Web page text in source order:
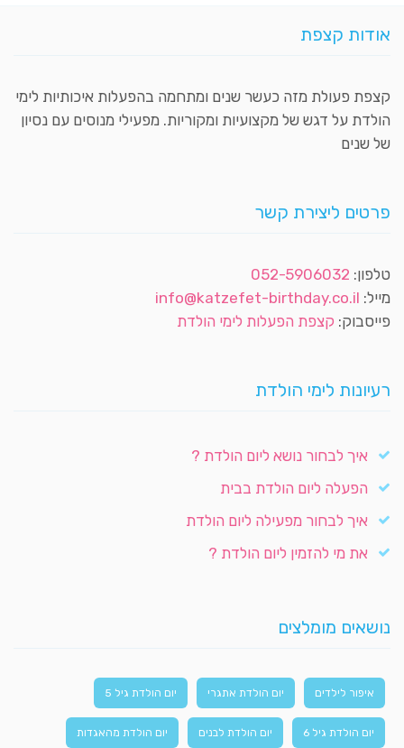
אודות קצפת
קצפת פעולת מזה כעשר שנים ומתחמה בהפעלות איכותיות לימי
הולדת על דגש של מקצועיות ומקוריות. מפעילי מנוסים עם נסיון
של שנים
פרטים ליצירת קשר
טלפון: 052-5906032
מייל: info@katzefet-birthday.co.il
פייסבוק: קצפת הפעלות לימי הולדת
רעיונות לימי הולדת
איך לבחור נושא ליום הולדת ?
הפעלה ליום הולדת בבית
איך לבחור מפעילה ליום הולדת
את מי להזמין ליום הולדת ?
נושאים מומלצים
איפור לילדים יום הולדת אתגרי יום הולדת גיל 5
יום הולדת גיל 6 יום הולדת לבנים יום הולדת מהאגדות